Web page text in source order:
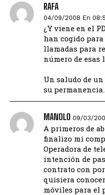
RAFA
04/09/2008 En
¿Y viene en el
han cogido
llamadas para
número de esas
Un saludo de
su
MANOLO 09/03/
A primeros de
finalizo mi
Operadora de
intención de
contrato con
quisiera
móviles para el